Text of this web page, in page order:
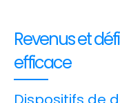
Revenus et
efficace